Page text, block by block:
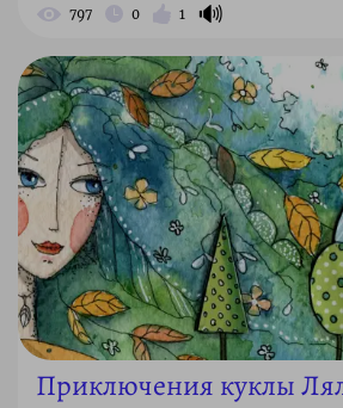
797 0 1 🔊
Приключения куклы